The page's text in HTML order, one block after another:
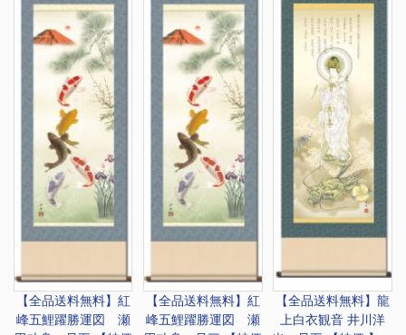
【全品送料無料】 紅
峰五鯉躍勝運図 瀬
【全品送料無料】 紅
峰五鯉躍勝運図 瀬
【全品送料無料】龍
上白衣観音 井川洋